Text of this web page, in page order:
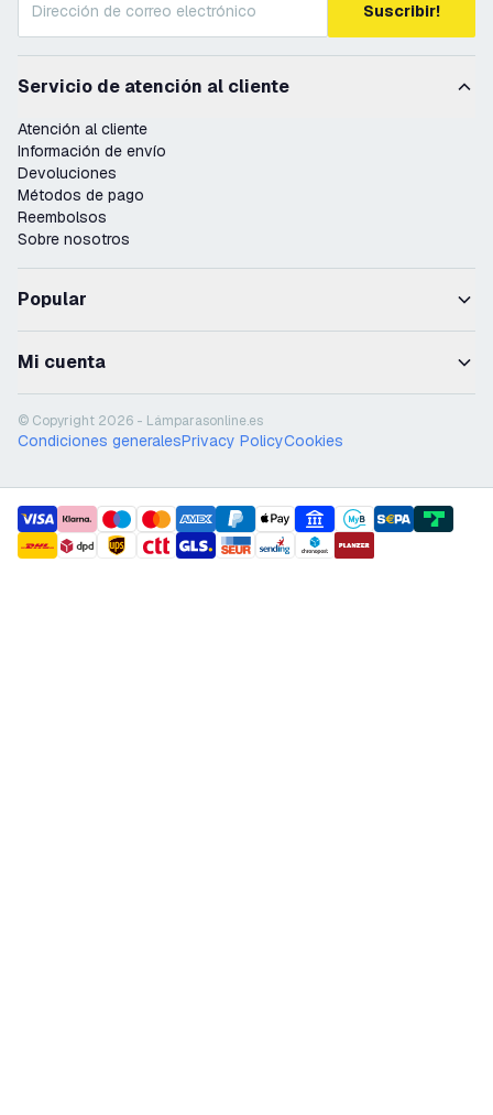
Suscribir!
Servicio de atención al cliente
Atención al cliente
Información de envío
Devoluciones
Métodos de pago
Reembolsos
Sobre nosotros
Popular
Mi cuenta
© Copyright 2026 - Lámparasonline.es
Condiciones generalesPrivacy PolicyCookies
payment methods
shipment methods